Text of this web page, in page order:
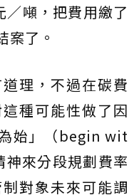
噸，把費用繳了
案了。
理，不過在碳費
種可能性做了因
始」（begin wit
來分段規劃費率
對象未來可能調